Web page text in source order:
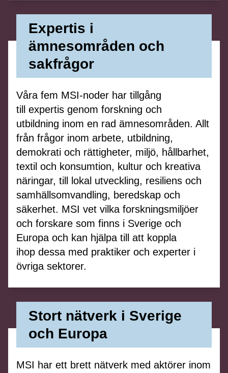
Expertis i
ämnesområden och
sakfrågor
Våra fem MSI-noder har tillgång
till expertis genom forskning och
utbildning inom en rad ämnesområden. A llt
från frågor inom arbete, utbildning,
demokrati och rättigheter, miljö, hållbarhet,
textil och konsumtion, kultur och kreativa
näringar, till lokal utveckling, resiliens och
samhällsomvandling, beredskap och
säkerhet. MSI vet vilka forskningsmiljöer
och forskare som finns i Sverige och
Europa och kan hjälpa till att koppla
ihop dessa med praktiker och experter i
övriga sektorer.
Stort nätverk i Sverige
och Europa
MSI har ett brett nätverk med aktörer inom